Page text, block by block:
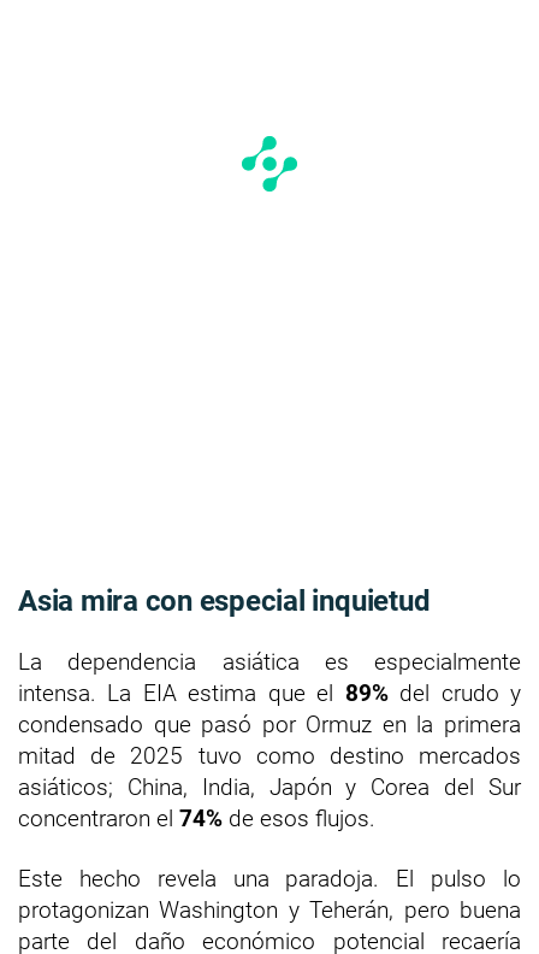
Asia mira con especial inquietud
La dependencia asiática es especialmente
intensa. La EIA estima que el 89%del crudo y
condensado que pasó por Ormuz en la primera
mitad de 2025 tuvo como destino mercados
asiáticos; China, India, Japón y Corea del Sur
concentraron el 74% de esos flujos.
Este hecho revela una paradoja. El pulso lo
protagonizan Washington y Teherán, pero buena
parte del daño económico potencial recaería